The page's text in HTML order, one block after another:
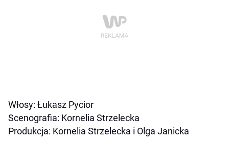
Włosy: Łukasz Pycior
Scenografia: Kornelia Strzelecka
Produkcja: Kornelia Strzelecka i Olga Janicka